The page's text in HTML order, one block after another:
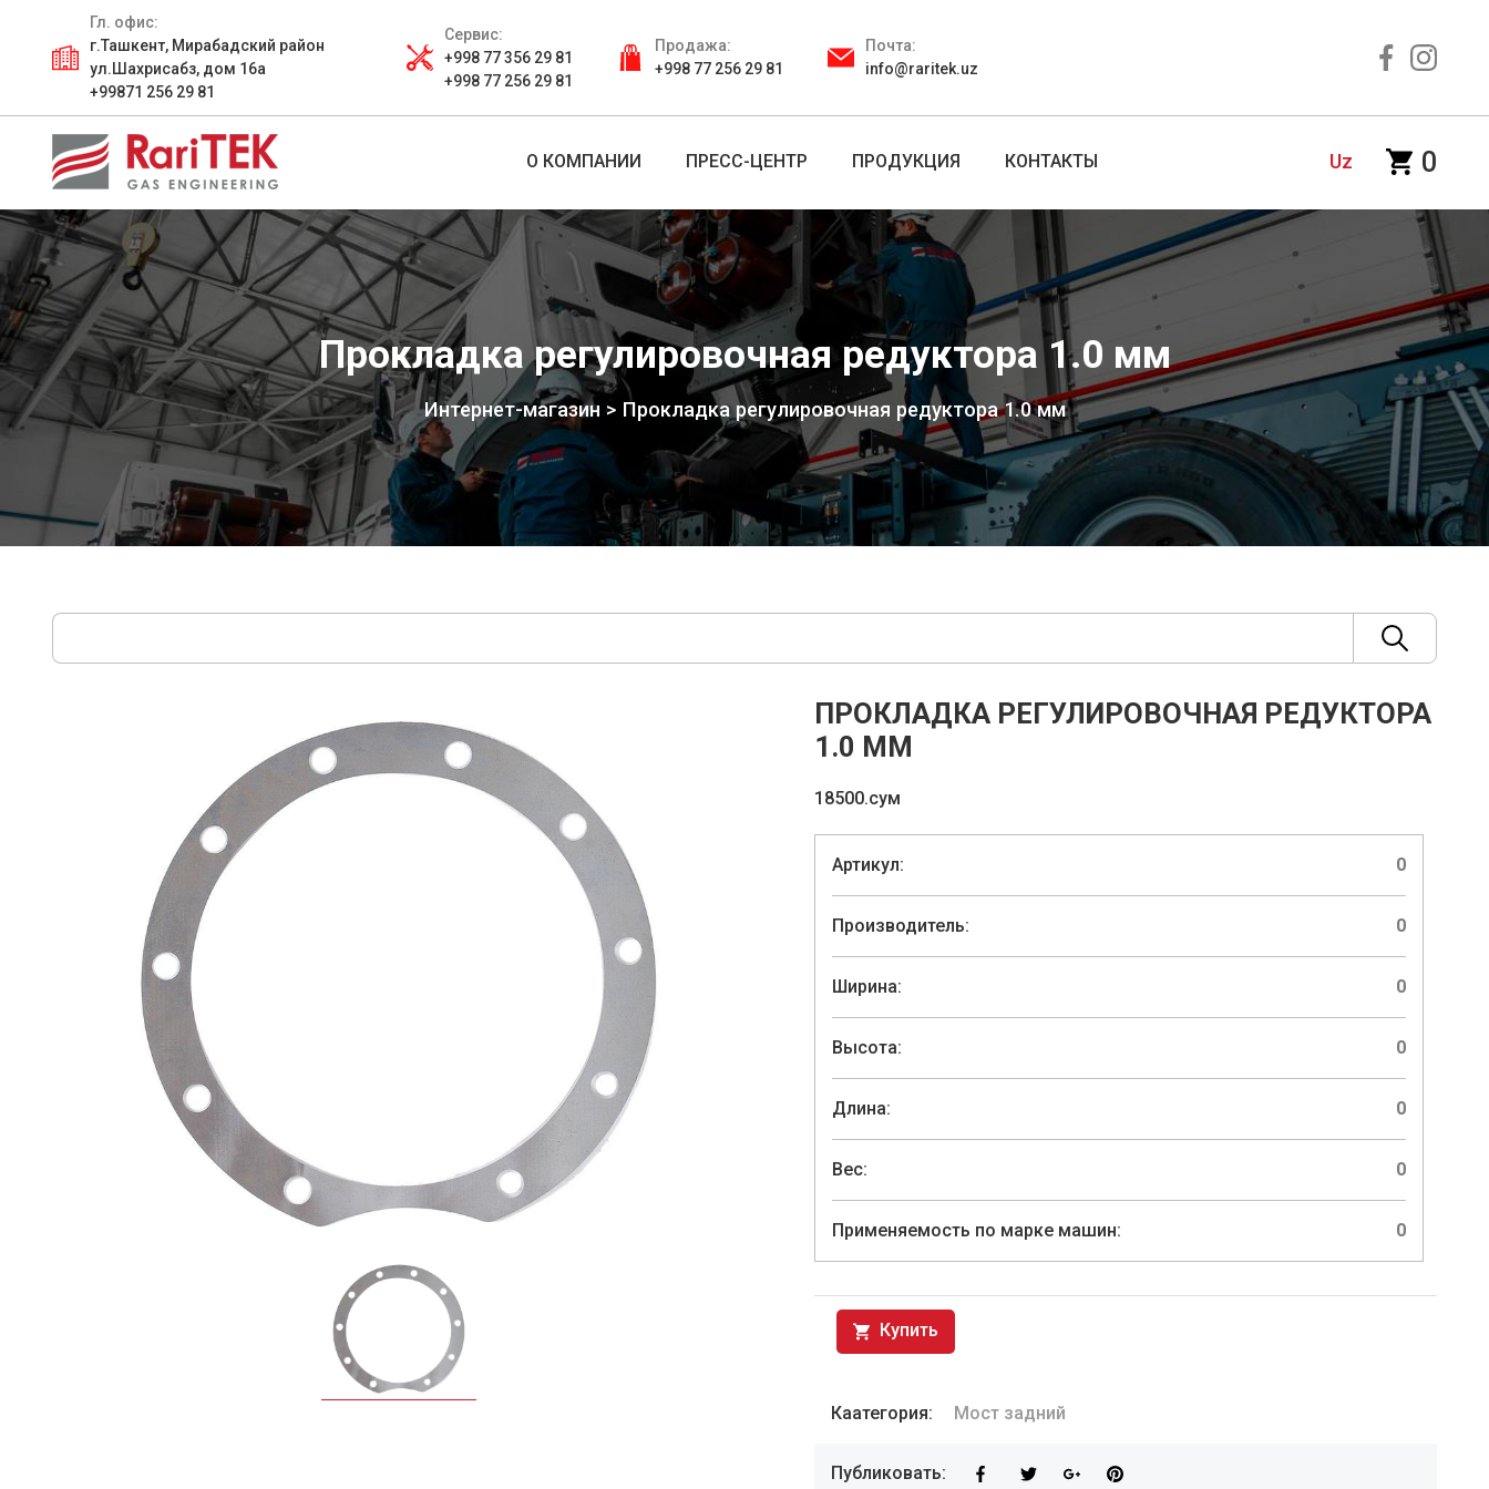
Гл. офис:
г.Ташкент, Мирабадский район
ул.Шахрисабз, дом 16а
+99871 256 29 81
Сервис:
+998 77 356 29 81
+998 77 256 29 81
Продажа:
+998 77 256 29 81
Почта:
info@raritek.uz
О КОМПАНИИ ПРЕСС-ЦЕНТР ПРОДУКЦИЯ КОНТАКТЫ Uz 0
Прокладка регулировочная редуктора 1.0 мм
Интернет-магазин Прокладка регулировочная редуктора 1.0 мм
ПРОКЛАДКА РЕГУЛИРОВОЧНАЯ РЕДУКТОРА
1.0 ММ
18500.сум
Артикул: 0
Производитель: 0
Ширина: 0
Высота: 0
Длина: 0
Вес: 0
Применяемость по марке машин: 0
Купить
Каатегория: Мост задний
Публиковать: